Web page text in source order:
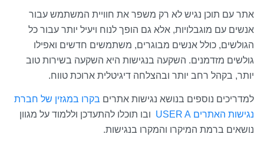
אתר עם תוכן נגיש לא רק משפר את חוויית המשתמש עבור
אנשים עם מוגבלויות, אלא גם הופך לנוח ויעיל יותר עבור כל
הגולשים, כולל אנשים מבוגרים, משתמשים חדשים ואפילו
גולשים מזדמנים. השקעה בנגישות היא השקעה בשירות טוב
יותר, בקהל רחב יותר ובהצלחה דיגיטלית ארוכת טווח.
למדריכים נוספים בנושא נגישות אתרים בקרו במגזין של חברת
נגישות האתרים USER A
ובו תוכלו להתעדכן וללמוד על מגוון
נושאים ברמת המיקרו והמקרו בנגישות.